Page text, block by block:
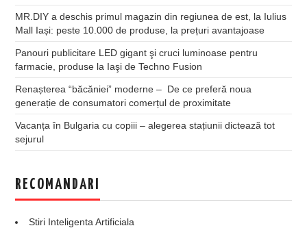
MR.DIY a deschis primul magazin din regiunea de est, la Iulius
Mall Iași: peste 10.000 de produse, la prețuri avantajoase
Panouri publicitare LED gigant şi cruci luminoase pentru
farmacie, produse la Iaşi de Techno Fusion
Renașterea “băcăniei” moderne – De ce preferă noua
generație de consumatori comerțul de proximitate
Vacanța în Bulgaria cu copiii – alegerea stațiunii dictează tot
sejurul
RECOMANDARI
Stiri Inteligenta Artificiala